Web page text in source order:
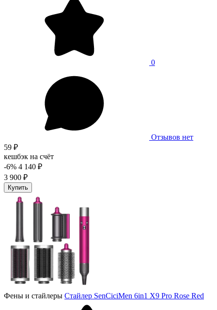
0
Отзывов нет
59 ₽
кешбэк на счёт
-6% 4 140 ₽
3 900 ₽
Купить
Фены и стайлеры Стайлер SenCiciMen 6in1 X9 Pro Rose Red